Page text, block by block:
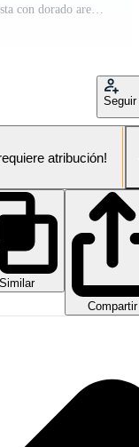
aéreo ver de puesta de sol salvaje tropical costa con dorado arena y virgen naturaleza dominicano república. brisa rollos sobre apuntalar con turquesa Oceano ondas. lujoso paisaje para relajante día festivo, viaje Vídeo Pro
Seguir
atribución!
Similar
Compartir